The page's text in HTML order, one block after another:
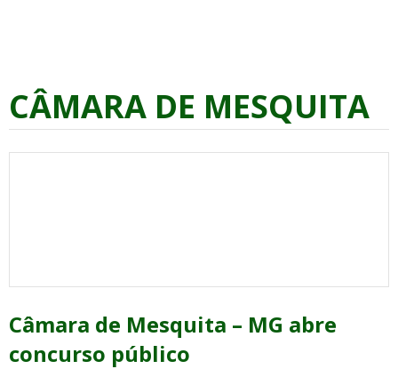
CÂMARA DE MESQUITA
Câmara de Mesquita – MG abre
concurso público